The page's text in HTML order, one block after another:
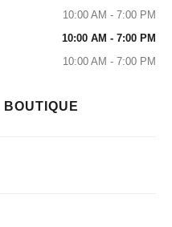
10:00 AM - 7:00 PM
10:00 AM - 7:00 PM
10:00 AM - 7:00 PM